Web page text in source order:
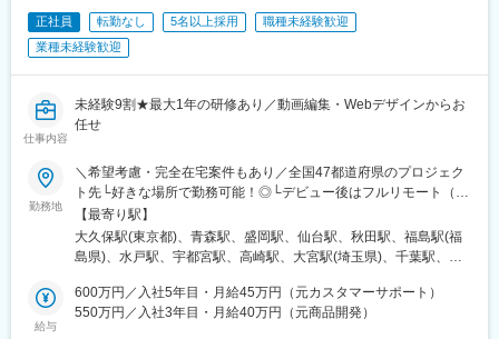
朝霞駅、新越谷駅、川越駅、蕨駅、志木駅、所沢駅、草加駅、上
尾駅、大阪難波駅、淀屋橋駅、渡辺橋駅、沢ノ町駅、我孫子町
ば駅(南海線)、天満橋駅、長堀橋駅、谷町六丁目駅、大阪ビジネス
パーク駅、心斎橋駅、松屋町駅、堺筋本町駅、門真南駅、横堤
津駅(大阪府・阪急線)、なにわ橋駅、天満駅、中津駅(地下鉄)、中
崎町駅、扇町駅(大阪府)、西梅田駅、大阪梅田駅(阪神線)、中村公
園駅、矢場町駅、いりなか駅、瑞穂区役所駅、日比野駅(名古屋市
営)、伏屋駅、武蔵小杉駅、目黒駅、秋葉原駅、新橋駅、東京駅、
町田駅、綾瀬駅、大手町駅(東京都)、中野駅(東京都)、大門駅(東京
都)、西日暮里駅、五反田駅、中目黒駅、泉岳寺駅、立川駅、小竹
向原駅、二子玉川駅、四ツ谷駅、あざみ野駅、湘南台駅、天王洲
アイル駅、日吉駅(神奈川県)、溝の口駅、藤沢本町駅、長津田駅、
正社員 転勤なし 5名以上採用
職種未経験歓迎
業種未経験歓迎
仕事内容
未経験9割★最大1年の研修あり／動画編集・Webデザインからお
任せ
勤務地
＼希望考慮・完全在宅案件もあり／全国47都道府県のプロジェク
ト先└好きな場所で勤務可能！◎└デビュー後はフルリモート（完
全在宅）案件8割！◎転勤の有無はご本人の希望に100％合わせま
す◎U・Iターン支援あり＜本社＞東京都新宿区西新宿7-7-23 トミ
ービル8階※(変更の範囲)上記を除く当社関連勤務地／ 当社取引
【最寄り駅】
大久保駅(東京都)、青森駅、盛岡駅、仙台駅、秋田駅、福島駅(福
島県)、水戸駅、宇都宮駅、高崎駅、大宮駅(埼玉県)、千葉駅、東
名古屋駅、大阪駅、博多駅、西武新宿駅、宮城野通駅、曽根田
駅、宇都宮駅東口駅、京成千葉駅、二重橋前駅、南新宿駅、神泉
給与
600万円／入社5年目・月給45万円（元カスタマーサポート）
550万円／入社3年目・月給40万円（元商品開発）